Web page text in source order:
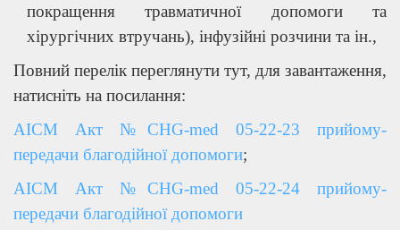
покращення травматичної допомоги та
хірургічних втручань), інфузійні розчини та ін.,
Повний перелік переглянути тут, для завантаження,
натисніть на посилання:
АІСМ Акт №CHG-med 05-22-23 прийому-
передачи благодійної допомоги;
АІСМ Акт №CHG-med 05-22-24 прийому-
передачи благодійної допомоги